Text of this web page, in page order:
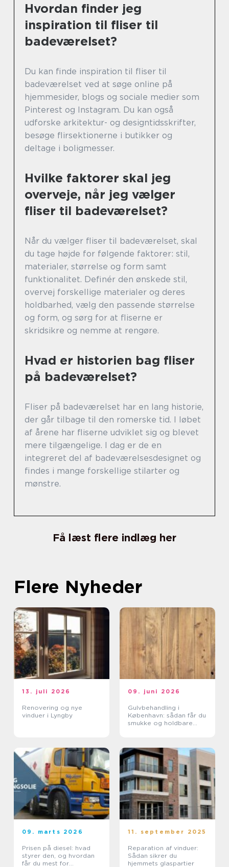
Hvordan finder jeg
inspiration til fliser til
badeværelset?
Du kan finde inspiration til fliser til
badeværelset ved at søge online på
hjemmesider, blogs og sociale medier som
Pinterest og Instagram. Du kan også
udforske arkitektur- og designtidsskrifter,
besøge flirsektionerne i butikker og
deltage i boligmesser.
Hvilke faktorer skal jeg
overveje, når jeg vælger
fliser til badeværelset?
Når du vælger fliser til badeværelset, skal
du tage højde for følgende faktorer: stil,
materialer, størrelse og form samt
funktionalitet. Definér den ønskede stil,
overvej forskellige materialer og deres
holdbarhed, vælg den passende størrelse
og form, og sørg for at fliserne er
skridsikre og nemme at rengøre.
Hvad er historien bag fliser
på badeværelset?
Fliser på badeværelset har en lang historie,
der går tilbage til den romerske tid. I løbet
af årene har fliserne udviklet sig og blevet
mere tilgængelige. I dag er de en
integreret del af badeværelsesdesignet og
findes i mange forskellige stilarter og
mønstre.
Få læst flere indlæg her
Flere Nyheder
13. juli 2026
Renovering og nye
vinduer i Lyngby
09. juni 2026
Gulvbehandling i
København: sådan får du
smukke og holdbare
09. marts 2026
Prisen på diesel: hvad
styrer den, og hvordan
får du mest for
11. september 2025
Reparation af vinduer:
Sådan sikrer du
hjemmets glaspartier